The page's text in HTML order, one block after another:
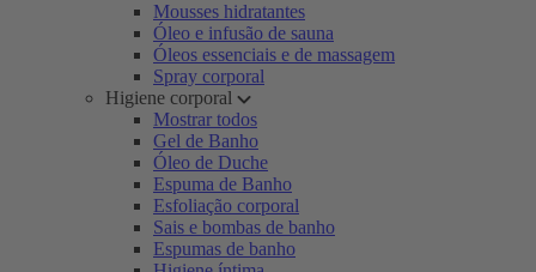
Mousses hidratantes
Óleo e infusão de sauna
Óleos essenciais e de massagem
Spray corporal
Higiene corporal
Mostrar todos
Gel de Banho
Óleo de Duche
Espuma de Banho
Esfoliação corporal
Sais e bombas de banho
Espumas de banho